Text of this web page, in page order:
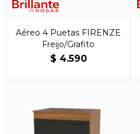
Aéreo 4 Puetas FIRENZE
Freijo/Grafito
$ 4.590